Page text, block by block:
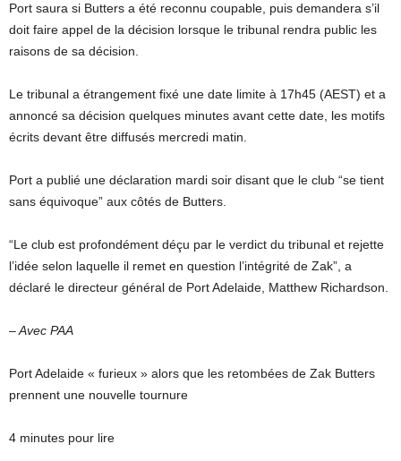
Port saura si Butters a été reconnu coupable, puis demandera s’il
doit faire appel de la décision lorsque le tribunal rendra public les
raisons de sa décision.
Le tribunal a étrangement fixé une date limite à 17h45 (AEST) et a
annoncé sa décision quelques minutes avant cette date, les motifs
écrits devant être diffusés mercredi matin.
Port a publié une déclaration mardi soir disant que le club “se tient
sans équivoque” aux côtés de Butters.
“Le club est profondément déçu par le verdict du tribunal et rejette
l’idée selon laquelle il remet en question l’intégrité de Zak”, a
déclaré le directeur général de Port Adelaide, Matthew Richardson.
– Avec PAA
Port Adelaide « furieux » alors que les retombées de Zak Butters
prennent une nouvelle tournure
4 minutes pour lire